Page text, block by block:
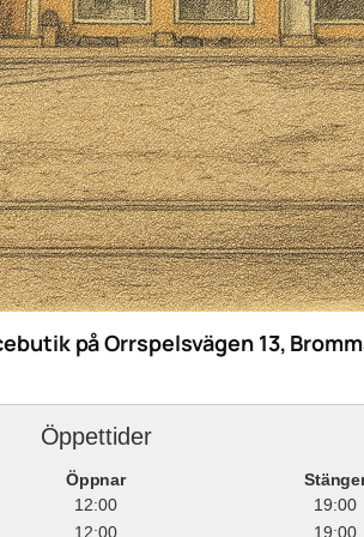
på Orrspelsvägen 13,
Öppettider
Öppnar
12:00
19:00
12:00 19:00